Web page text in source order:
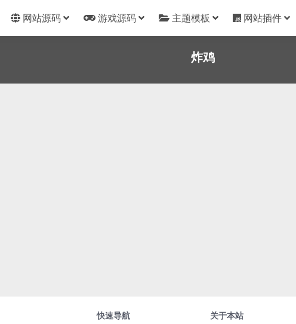
网站源码 游戏源码 主题模板 网站插件
炸鸡
快速导航
关于本站